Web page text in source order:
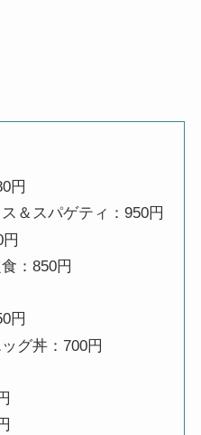
円
＆スパゲティ：950円
：850円
円
グ丼：700円